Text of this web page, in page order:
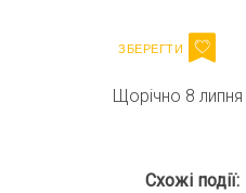
Щорічно 8
Схожі події: